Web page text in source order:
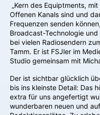
„Kern des Equiptments,
Offenen Kanals sind und
Frequenzen senden
Broadcast-Technologie
bei vielen Radiosendern
Tamm. Er ist FSJler im
Studio gemeinsam mit
Der ist sichtbar glücklich
bis ins kleinste Detail: Das
extra für uns angefertigt
wunderbaren neuen und